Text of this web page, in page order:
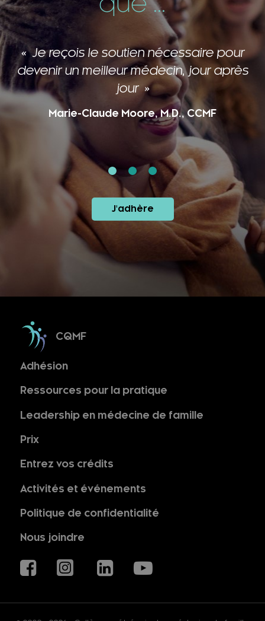
Je reçois le soutien nécessaire pour
devenir un meilleur médecin, jour après
jour
Marie-Claude Moore, M.D., CCMF
J'adhère
CQMF
Adhésion
Ressources pour la pratique
Leadership en médecine de famille
Prix
Entrez vos crédits
Activités et événements
Politique de confidentialité
Nous joindre